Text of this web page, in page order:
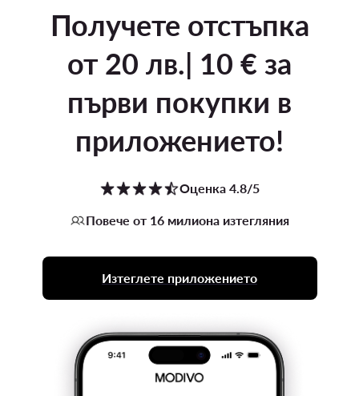
Получете отстъпка
от 20 лв.| 10 € за
първи покупки в
приложението!
Оценка 4.8/5
Повече от 16 милиона изтегляния
Изтеглете приложението